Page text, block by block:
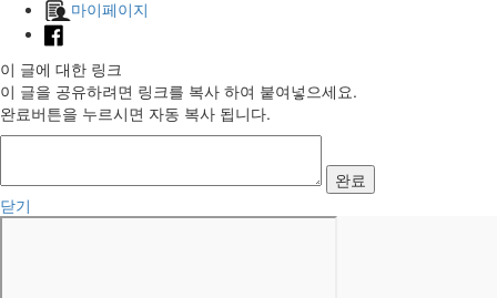
마이페이지
이 글에 대한 링크
이 글을 공유하려면 링크를 복사 하여 붙여넣으세요.
완료버튼을 누르시면 자동 복사 됩니다.
완료
닫기